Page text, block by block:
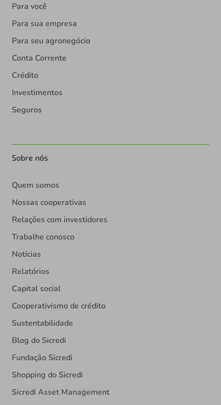
Para você
Para sua empresa
Para seu agronegócio
Conta Corrente
Crédito
Investimentos
Seguros
Sobre nós
Quem somos
Nossas cooperativas
Relações com investidores
Trabalhe conosco
Notícias
Relatórios
Capital social
Cooperativismo de crédito
Sustentabilidade
Blog do Sicredi
Fundação Sicredi
Shopping do Sicredi
Sicredi Asset Management